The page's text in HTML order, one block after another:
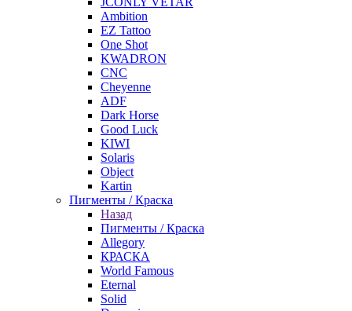
Ambition
EZ Tattoo
One Shot
KWADRON
CNC
Cheyenne
ADF
Dark Horse
Good Luck
KIWI
Solaris
Object
Kartin
Пигменты / Краска
Назад
Пигменты / Краска
Allegory
КРАСКА
World Famous
Eternal
Solid